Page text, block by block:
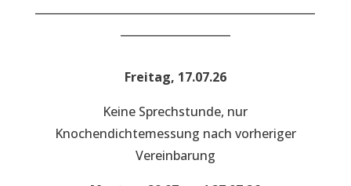
Freitag, 17.07.26
Keine Sprechstunde, nur
Knochendichtemessung nach vorheriger
Vereinbarung